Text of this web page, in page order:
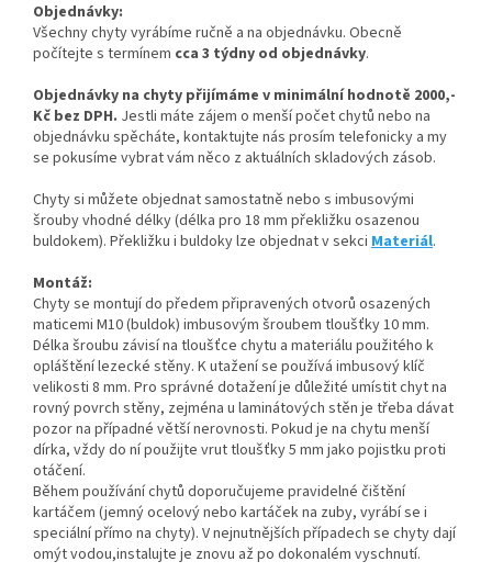
Objednávky:
Všechny chyty vyrábíme ručně a na objednávku. Obecně
počítejte s termínem cca 3 týdny od objednávky.
Objednávky na chyty přijímáme v minimální hodnotě 2000,-
Kč bez DPH. Jestli máte zájem o menší počet chytů nebo na
objednávku spěcháte, kontaktujte nás prosím telefonicky a my
se pokusíme vybrat vám něco z aktuálních skladových zásob.
Chyty si můžete objednat samostatně nebo s imbusovými
šrouby vhodné délky (délka pro 18 mm překližku osazenou
buldokem). Překližku i buldoky lze objednat v sekci Materiál.
Montáž:
Chyty se montují do předem připravených otvorů osazených
maticemi M10 (buldok) imbusovým šroubem tloušťky 10 mm.
Délka šroubu závisí na tloušťce chytu a materiálu použitého k
opláštění lezecké stěny. K utažení se používá imbusový klíč
velikosti 8 mm. Pro správné dotažení je důležité umístit chyt na
rovný povrch stěny, zejména u laminátových stěn je třeba dávat
pozor na případné větší nerovnosti. Pokud je na chytu menší
dírka, vždy do ní použijte vrut tloušťky 5 mm jako pojistku proti
otáčení.
Během používání chytů doporučujeme pravidelné čištění
kartáčem (jemný ocelový nebo kartáček na zuby, vyrábí se i
speciální přímo na chyty). V nejnutnějších případech se chyty dají
omýt vodou,instalujte je znovu až po dokonalém vyschnutí.